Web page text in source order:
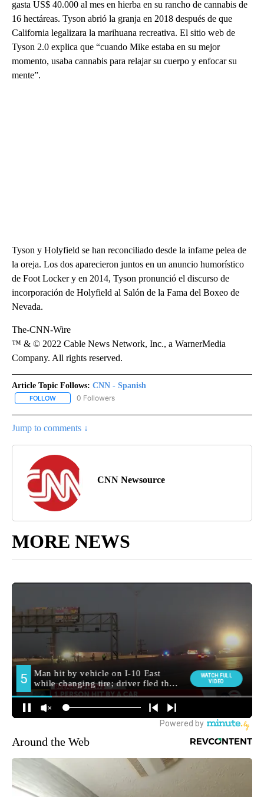
gasta US$ 40.000 al mes en hierba en su rancho de cannabis de
16 hectáreas. Tyson abrió la granja en 2018 después de que
California legalizara la marihuana recreativa. El sitio web de
Tyson 2.0 explica que “cuando Mike estaba en su mejor
momento, usaba cannabis para relajar su cuerpo y enfocar su
mente”.
Tyson y Holyfield se han reconciliado desde la infame pelea de
la oreja. Los dos aparecieron juntos en un anuncio humorístico
de Foot Locker y en 2014, Tyson pronunció el discurso de
incorporación de Holyfield al Salón de la Fama del Boxeo de
Nevada.
The-CNN-Wire
™ & © 2022 Cable News Network, Inc., a WarnerMedia
Company. All rights reserved.
Article Topic Follows: CNN - Spanish
FOLLOW FOLLOW "CNN - SPANISH" TO RECEIVE NOTIFICATIONS ABOUT
0 Followers
Jump to comments ↓
CNN Newsource
MORE NEWS
Around the Web